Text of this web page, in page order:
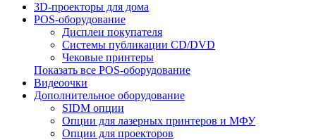
3D-проекторы для дома
POS-оборудование
Дисплеи покупателя
Системы публикации CD/DVD
Чековые принтеры
Показать все POS-оборудование
Видеоочки
Дополнительное оборудование
SIDM опции
Опции для лазерных принтеров и МФУ
Опции для проекторов